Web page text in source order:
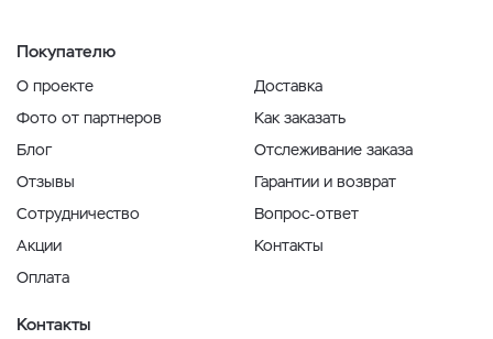
Покупателю
О проекте
Фото от партнеров
Блог
Отзывы
Сотрудничество
Акции
Оплата
Доставка
Как заказать
Отслеживание заказа
Гарантии и возврат
Вопрос-ответ
Контакты
Контакты